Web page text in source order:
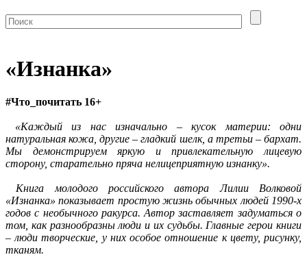
«Изнанка»
#Что_почитать 16+
«Каждый из нас изначально – кусок материи: одни
натуральная кожа, другие – гладкий шелк, а третьи – бархат.
Мы демонстрируем яркую и привлекательную лицевую
сторону, старательно пряча нелицеприятную изнанку».
Книга молодого российского автора Лилии Волковой
«Изнанка» показывает простую жизнь обычных людей 1990-х
годов с необычного ракурса. Автор заставляет задуматься о
том, как разнообразны люди и их судьбы. Главные герои книги
– люди творческие, у них особое отношение к цвету, рисунку,
тканям.